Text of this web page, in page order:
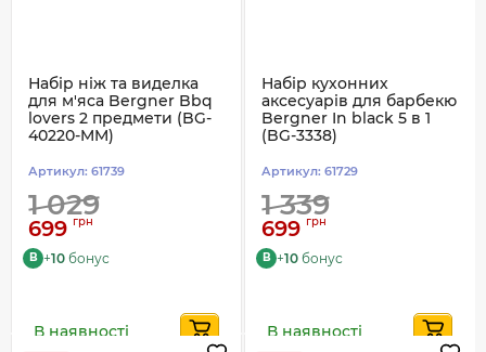
Набір ніж та виделка
для м'яса Bergner Bbq
lovers 2 предмети (BG-
40220-MM)
Артикул: 61739
1 029
699 грн
B +10 бонус
В наявності
Набір кухонних
аксесуарів для барбекю
Bergner In black 5 в 1
(BG-3338)
Артикул: 61729
1 339
699 грн
B +10 бонус
В наявності